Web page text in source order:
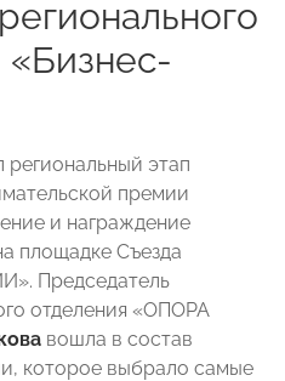
«Бизнес-
этап
премии
и награждение
площадке Съезда
Председатель
отделения «ОПОРА
вошла в состав
которое выбрало самые